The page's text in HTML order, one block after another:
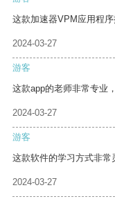
这款加速器VPM应用程序
2024-03-27
游客
这款app的老师非常专业
2024-03-27
游客
这款软件的学习方式非常
2024-03-27